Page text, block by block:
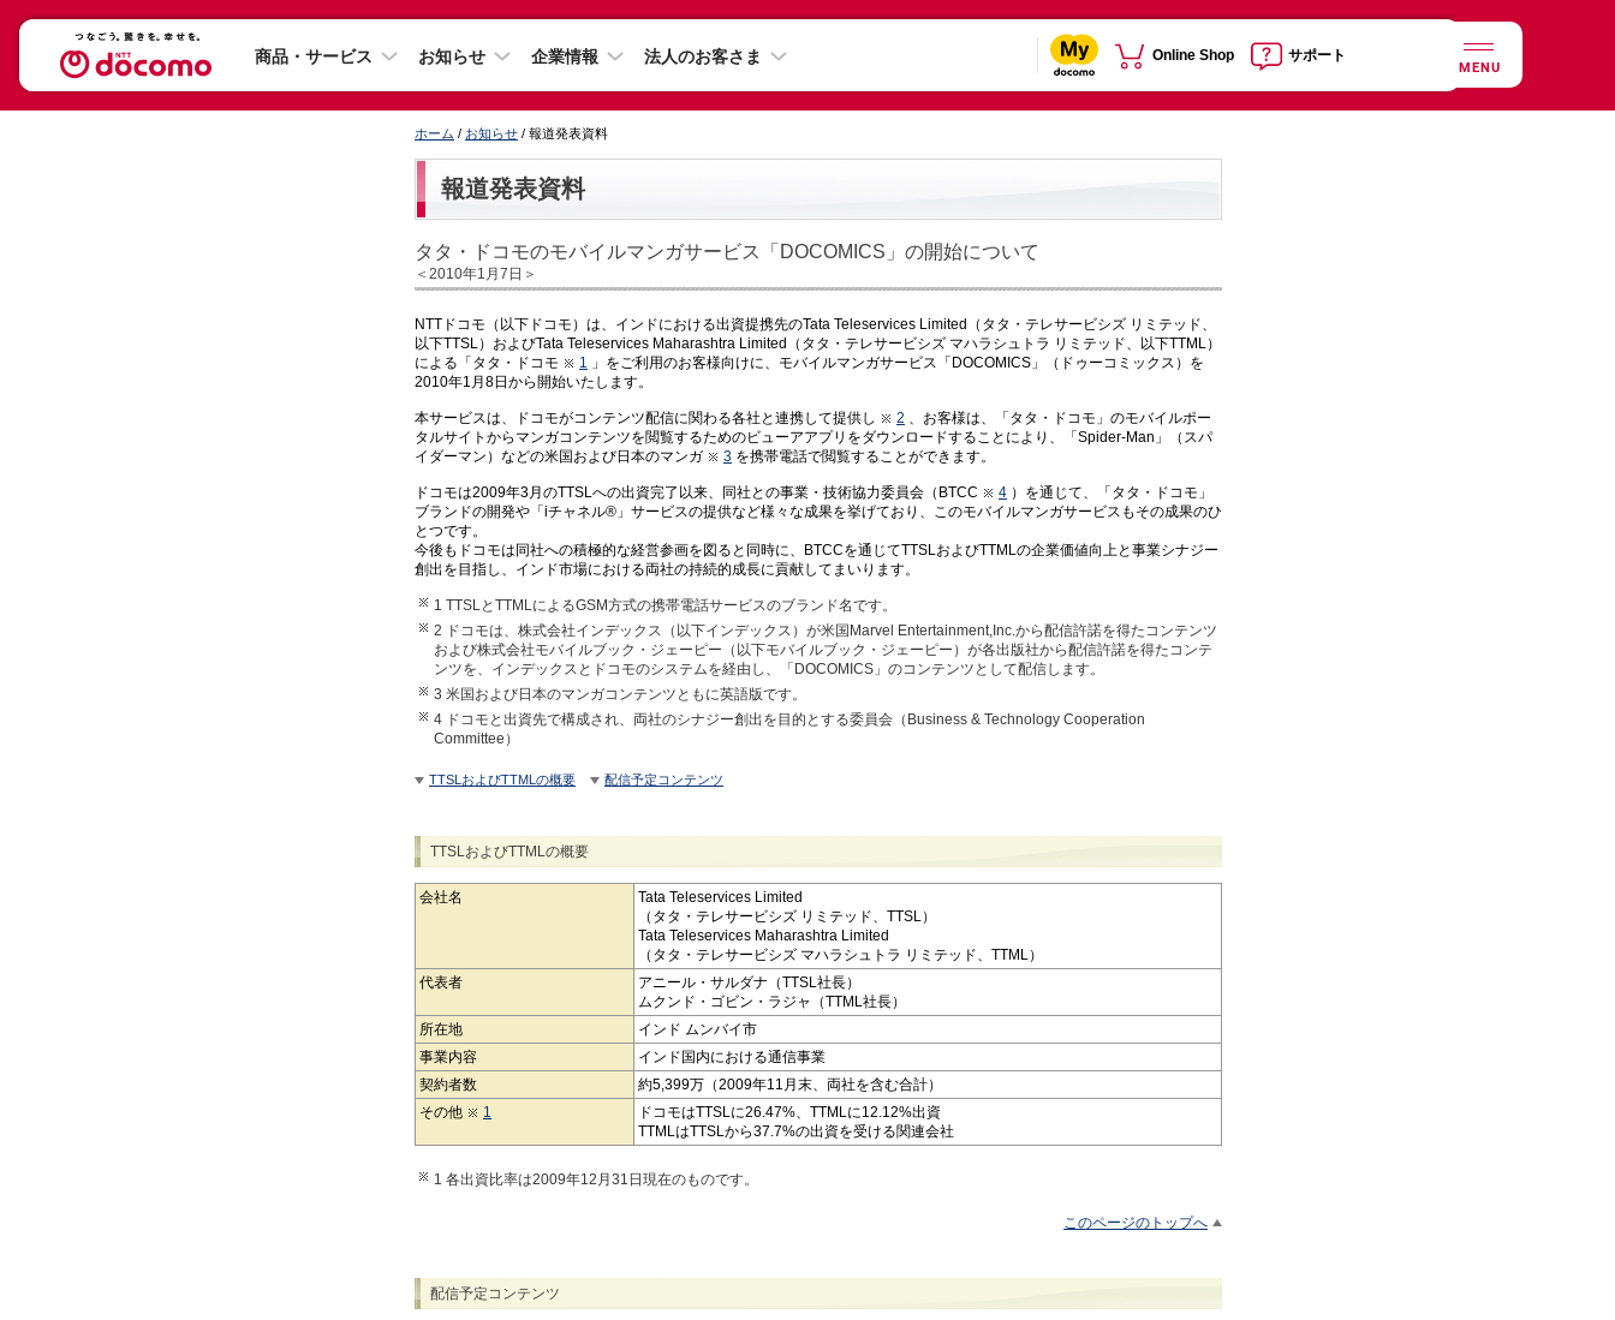
商品・サービス お知らせ 企業情報 法人のお客さま Online Shop サポート
MENU
ホーム / お知らせ / 報道発表資料
報道発表資料
タタ・ドコモのモバイルマンガサービス「DOCOMICS」の開始について
＜2010年1月7日＞
NTTドコモ（以下ドコモ）は、インドにおける出資提携先のTata Teleservices Limited（タタ・テレサービシズ リミテッド、
以下TTSL）およびTata Teleservices Maharashtra Limited（タタ・テレサービシズ マハラシュトラ リミテッド、以下TTML）
による「タタ・ドコモ
1
」をご利用のお客様向けに、モバイルマンガサービス「DOCOMICS」（ドゥーコミックス）を
2010年1月8日から開始いたします。
本サービスは、ドコモがコンテンツ配信に関わる各社と連携して提供し 2 、お客様は、「タタ・ドコモ」のモバイルポー
タルサイトからマンガコンテンツを閲覧するためのビューアアプリをダウンロードすることにより、「Spider-Man」（スパ
イダーマン）などの米国および日本のマンガ
3 を携帯電話で閲覧することができます。
ドコモは2009年3月のTTSLへの出資完了以来、同社との事業・技術協力委員会（BTCC 4 ）を通じて、「タタ・ドコモ」
ブランドの開発や「iチャネル®」サービスの提供など様々な成果を挙げており、このモバイルマンガサービスもその成果のひ
とつです。
今後もドコモは同社への積極的な経営参画を図ると同時に、BTCCを通じてTTSLおよびTTMLの企業価値向上と事業シナジー
創出を目指し、インド市場における両社の持続的成長に貢献してまいります。
1 TTSLとTTMLによるGSM方式の携帯電話サービスのブランド名です。
2 ドコモは、株式会社インデックス（以下インデックス）が米国Marvel Entertainment,Inc.から配信許諾を得たコンテンツ
および株式会社モバイルブック・ジェーピー（以下モバイルブック・ジェーピー）が各出版社から配信許諾を得たコンテ
ンツを、インデックスとドコモのシステムを経由し、「DOCOMICS」のコンテンツとして配信します。
3 米国および日本のマンガコンテンツともに英語版です。
4 ドコモと出資先で構成され、両社のシナジー創出を目的とする委員会（Business & Technology Cooperation
Committee）
TTSLおよびTTMLの概要 配信予定コンテンツ
TTSLおよびTTMLの概要
会社名
Tata Teleservices Limited
（タタ・テレサービシズ リミテッド、TTSL）
Tata Teleservices Maharashtra Limited
（タタ・テレサービシズ マハラシュトラ リミテッド、TTML）
代表者
アニール・サルダナ（TTSL社長）
ムクンド・ゴビン・ラジャ（TTML社長）
所在地
インド ムンバイ市
事業内容
インド国内における通信事業
契約者数
約5,399万（2009年11月末、両社を含む合計）
その他
1
ドコモはTTSLに26.47%、TTMLに12.12%出資
TTMLはTTSLから37.7%の出資を受ける関連会社
1 各出資比率は2009年12月31日現在のものです。
このページのトップへ
配信予定コンテンツ